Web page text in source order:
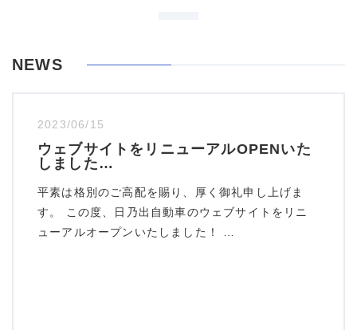
NEWS
2023/06/15
ウェブサイトをリニューアルOPENいた
しました…
平素は格別のご高配を賜り、厚く御礼申し上げま
す。 この度、日乃出自動車のウェブサイトをリニ
ューアルオープンいたしました！ …